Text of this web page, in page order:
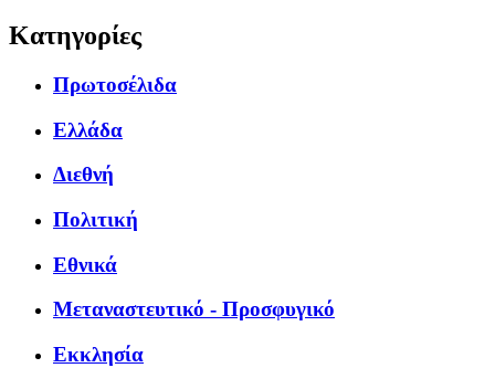
Κατηγορίες
Πρωτοσέλιδα
Ελλάδα
Διεθνή
Πολιτική
Εθνικά
Μεταναστευτικό - Προσφυγικό
Εκκλησία